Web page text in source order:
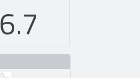
6.7